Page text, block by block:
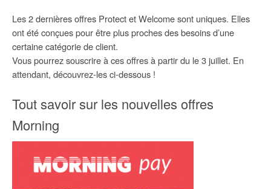
Les 2 dernières offres Protect et Welcome sont uniques. Elles
ont été conçues pour être plus proches des besoins d’une
certaine catégorie de client.
Vous pourrez souscrire à ces offres à partir du le 3 juillet. En
attendant, découvrez-les ci-dessous !
Tout savoir sur les nouvelles offres
Morning